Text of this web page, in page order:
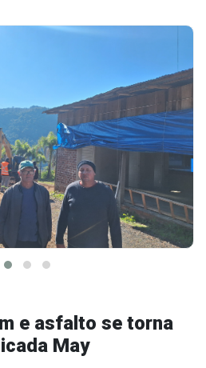
e asfalto se torna
May